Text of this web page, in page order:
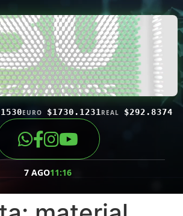
EURO $1730.1231 REAL $292.8374
7 AGO11:16